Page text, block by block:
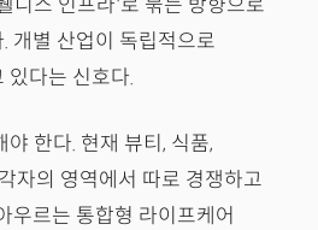
니스 인프라'로 묶는 방향으로
개별 산업이 독립적으로
있다는 신호다.
한다. 현재 뷰티, 식품,
자의 영역에서 따로 경쟁하고
우르는 통합형 라이프케어